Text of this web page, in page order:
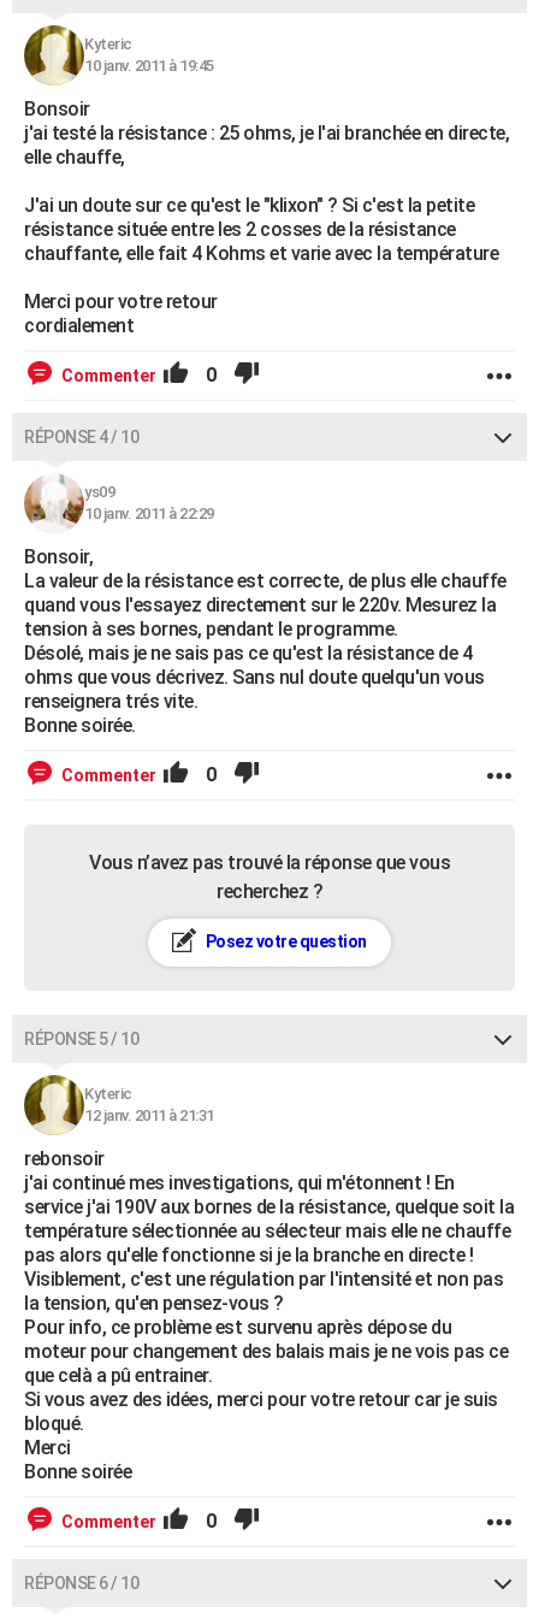
Kyteric
10 janv. 2011 à 19:45
Bonsoir
j'ai testé la résistance : 25 ohms, je l'ai branchée en directe,
elle chauffe,
J'ai un doute sur ce qu'est le "klixon" ? Si c'est la petite
résistance située entre les 2 cosses de la résistance
chauffante, elle fait 4 Kohms et varie avec la température
Merci pour votre retour
cordialement
Commenter 0
RÉPONSE 4 / 10
ys09
10 janv. 2011 à 22:29
Bonsoir,
La valeur de la résistance est correcte, de plus elle chauffe
quand vous l'essayez directement sur le 220v. Mesurez la
tension à ses bornes, pendant le programme.
Désolé, mais je ne sais pas ce qu'est la résistance de 4
ohms que vous décrivez. Sans nul doute quelqu'un vous
renseignera trés vite.
Bonne soirée.
Commenter 0
Vous n’avez pas trouvé la réponse que vous
recherchez ?
Posez votre question
RÉPONSE 5 / 10
Kyteric
12 janv. 2011 à 21:31
rebonsoir
j'ai continué mes investigations, qui m'étonnent ! En
service j'ai 190V aux bornes de la résistance, quelque soit la
température sélectionnée au sélecteur mais elle ne chauffe
pas alors qu'elle fonctionne si je la branche en directe !
Visiblement, c'est une régulation par l'intensité et non pas
la tension, qu'en pensez-vous ?
Pour info, ce problème est survenu après dépose du
moteur pour changement des balais mais je ne vois pas ce
que celà a pû entrainer.
Si vous avez des idées, merci pour votre retour car je suis
bloqué.
Merci
Bonne soirée
Commenter 0
RÉPONSE 6 / 10